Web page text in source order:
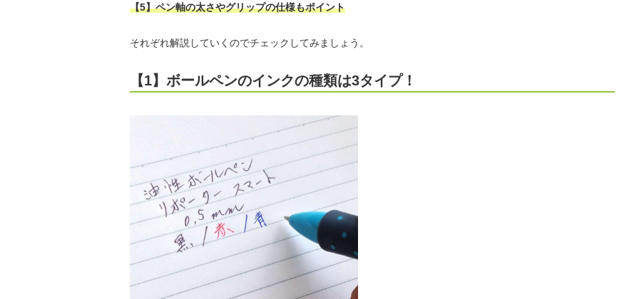
【5】ペン軸の太さやグリップの仕様もポイント
それぞれ解説していくのでチェックしてみましょう。
【1】ボールペンのインクの種類は3タイプ！